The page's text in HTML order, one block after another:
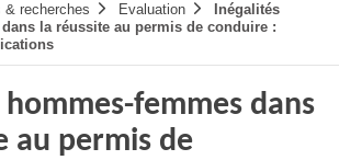
& recherches Evaluation
Inégalités
la réussite au permis de conduire :
femmes dans
au permis de